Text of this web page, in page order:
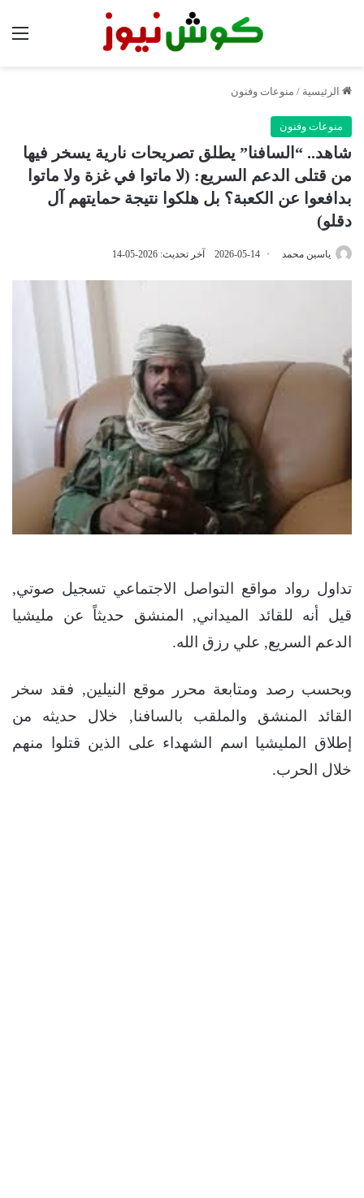
الرئيسية / منوعات وفنون
منوعات وفنون
شاهد.. “السافنا” يطلق تصريحات نارية يسخر فيها
من قتلى الدعم السريع: (لا ماتوا في غزة ولا ماتوا
بدافعوا عن الكعبة؟ بل هلكوا نتيجة حمايتهم آل
دقلو)
ياسين محمد 2026-05-14 آخر تحديث: 2026-05-14
تداول رواد مواقع التواصل الاجتماعي تسجيل صوتي,
قيل أنه للقائد الميداني, المنشق حديثاً عن مليشيا
الدعم السريع, علي رزق الله.
وبحسب رصد ومتابعة محرر موقع النيلين, فقد سخر
القائد المنشق والملقب بالسافنا, خلال حديثه من
إطلاق المليشيا اسم الشهداء على الذين قتلوا منهم
خلال الحرب.